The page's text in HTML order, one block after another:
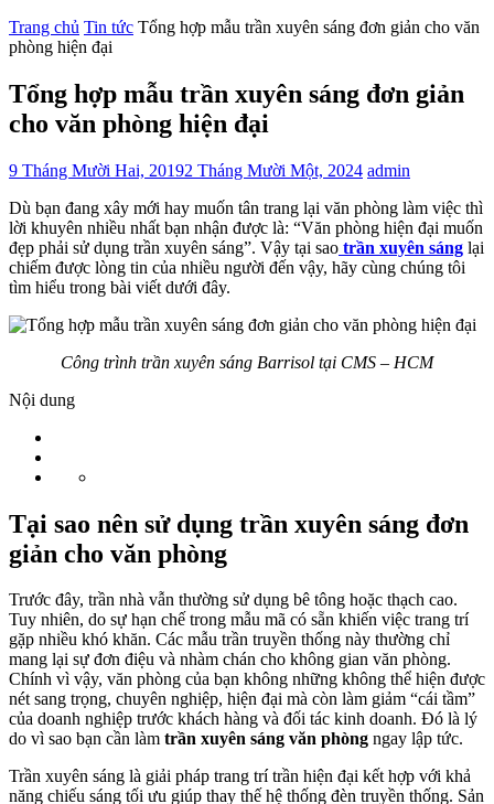
Trang chủ Tin tức Tổng hợp mẫu trần xuyên sáng đơn giản cho văn
phòng hiện đại
Tổng hợp mẫu trần xuyên sáng đơn giản
cho văn phòng hiện đại
9 Tháng Mười Hai, 20192 Tháng Mười Một, 2024 admin
Dù bạn đang xây mới hay muốn tân trang lại văn phòng làm việc thì
lời khuyên nhiều nhất bạn nhận được là: “Văn phòng hiện đại muốn
đẹp phải sử dụng trần xuyên sáng”. Vậy tại sao trần xuyên sáng lại
chiếm được lòng tin của nhiều người đến vậy, hãy cùng chúng tôi
tìm hiểu trong bài viết dưới đây.
Công trình trần xuyên sáng Barrisol tại CMS – HCM
Nội dung
Tại sao nên sử dụng trần xuyên sáng đơn
giản cho văn phòng
Trước đây, trần nhà vẫn thường sử dụng bê tông hoặc thạch cao.
Tuy nhiên, do sự hạn chế trong mẫu mã có sẵn khiến việc trang trí
gặp nhiều khó khăn. Các mẫu trần truyền thống này thường chỉ
mang lại sự đơn điệu và nhàm chán cho không gian văn phòng.
Chính vì vậy, văn phòng của bạn không những không thể hiện được
nét sang trọng, chuyên nghiệp, hiện đại mà còn làm giảm “cái tầm”
của doanh nghiệp trước khách hàng và đối tác kinh doanh. Đó là lý
do vì sao bạn cần làm trần xuyên sáng văn phòng ngay lập tức.
Trần xuyên sáng là giải pháp trang trí trần hiện đại kết hợp với khả
năng chiếu sáng tối ưu giúp thay thế hệ thống đèn truyền thống. Sản